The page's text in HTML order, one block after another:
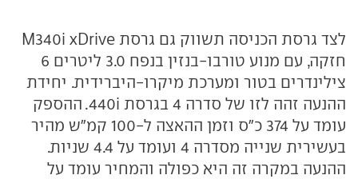
לצד גרסת הכניסה תשווק גם גרסת M340i xDrive
חזקה, עם מנוע טורבו-בנזין בנפח 3.0 ליטרים 6
צילינדרים בטור ומערכת מיקרו-היברידית. יחידת
ההנעה זהה לזו של סדרה 4 בגרסת 440i. ההספק
עומד על 374 כ"ס וזמן ההאצה ל-100 קמ"ש מהיר
בעשירית שנייה מסדרה 4 ועומד על 4.4 שניות.
ההנעה במקרה זה היא כפולה והמחיר עומד על